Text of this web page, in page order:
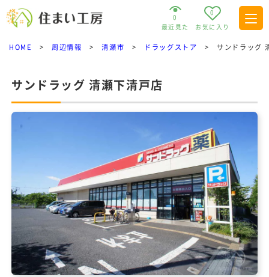
0
最近見た
0
お気に入り
HOME > 周辺情報 > 清瀬市 > ドラッグストア > サンドラッグ
サンドラッグ 清瀬下清戸店